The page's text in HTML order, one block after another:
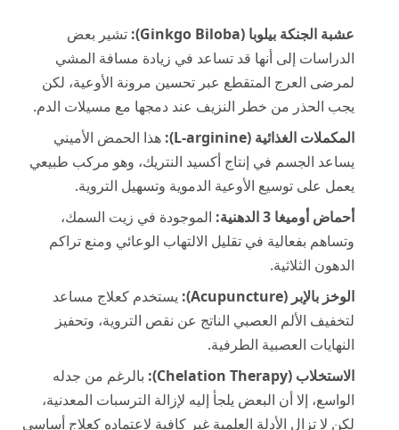
عشبة الجنكة بيلوبا (Ginkgo Biloba):
تشير بعض
الدراسات إلى أنها قد تساعد في زيادة مسافة المشي
لمرضى العرج المتقطع عبر تحسين مرونة الأوعية، لكن
يجب الحذر من خطر النزيف عند دمجها مع مسيلات الدم.
المكملات الغذائية (L-arginine):
هذا الحمض الأميني
يساعد الجسم في إنتاج أكسيد النتريك، وهو مركب طبيعي
يعمل على توسيع الأوعية الدموية وتسهيل التروية.
أحماض أوميغا 3 الدهنية:
الموجودة في زيت السمك،
وتساهم بفعالية في تقليل الالتهاب الوعائي ومنع تراكم
الدهون الثلاثية.
الوخز بالإبر (Acupuncture):
يستخدم كعلاج مساعد
لتخفيف الألم العصبي الناتج عن نقص التروية، وتحفيز
النهايات العصبية الطرفية.
الاستخلاب (Chelation Therapy):
بالرغم من جدله
الواسع، إلا أن البعض يلجأ إليه لإزالة الترسبات المعدنية،
لكن لا تزال الأدلة العلمية غير كافية لاعتماده كعلاج أساسي